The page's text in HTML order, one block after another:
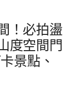
！必拍盪
度空間門
景點、